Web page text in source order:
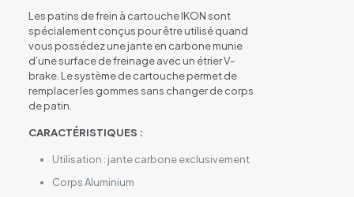
Les patins de frein à cartouche IKON sont
spécialement conçus pour être utilisé quand
vous possédez une jante en carbone munie
d’une surface de freinage avec un étrier V-
brake. Le système de cartouche permet de
remplacer les gommes sans changer de corps
de patin.
CARACTÉRISTIQUES :
Utilisation : jante carbone exclusivement
Corps Aluminium